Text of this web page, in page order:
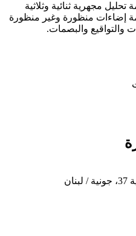
تحليل مجهرية ثنائية وثلاثية
إضاءات منظورة وغير منظورة
والتواقيع والبصمات.